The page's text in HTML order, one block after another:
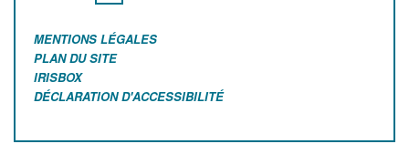
MENTIONS LÉGALES
PLAN DU SITE
IRISBOX
DÉCLARATION D'ACCESSIBILITÉ